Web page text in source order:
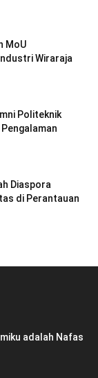
MoU
Wiraraja
Politeknik
Diaspora
di Perantauan
adalah Nafas